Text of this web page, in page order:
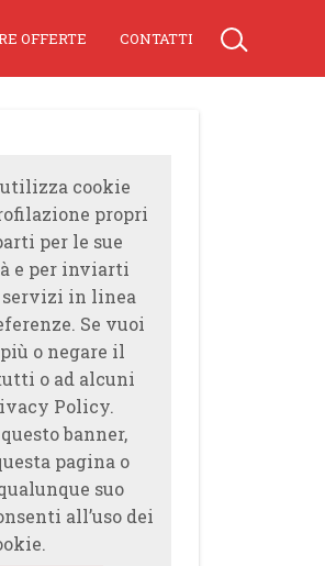
OFFERTE CONTATTI
cookie
propri
per le sue
e per inviarti
in linea
Se vuoi
o negare il
o ad alcuni
Policy.
banner,
pagina o
suo
all’uso dei